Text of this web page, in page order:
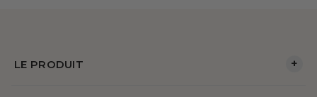
LE PRODUIT +